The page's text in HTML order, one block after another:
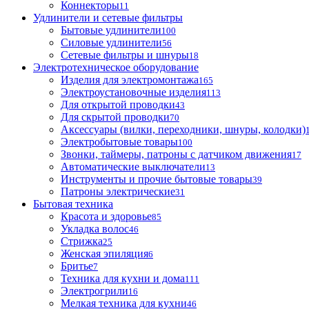
Коннекторы11
Удлинители и сетевые фильтры
Бытовые удлинители100
Силовые удлинители56
Сетевые фильтры и шнуры18
Электротехническое оборудование
Изделия для электромонтажа165
Электроустановочные изделия113
Для открытой проводки43
Для скрытой проводки70
Аксессуары (вилки, переходники, шнуры, колодки)
Электробытовые товары100
Звонки, таймеры, патроны с датчиком движения17
Автоматические выключатели13
Инструменты и прочие бытовые товары39
Патроны электрические31
Бытовая техника
Красота и здоровье85
Укладка волос46
Стрижка25
Женская эпиляция6
Бритье7
Техника для кухни и дома111
Электрогрили16
Мелкая техника для кухни46